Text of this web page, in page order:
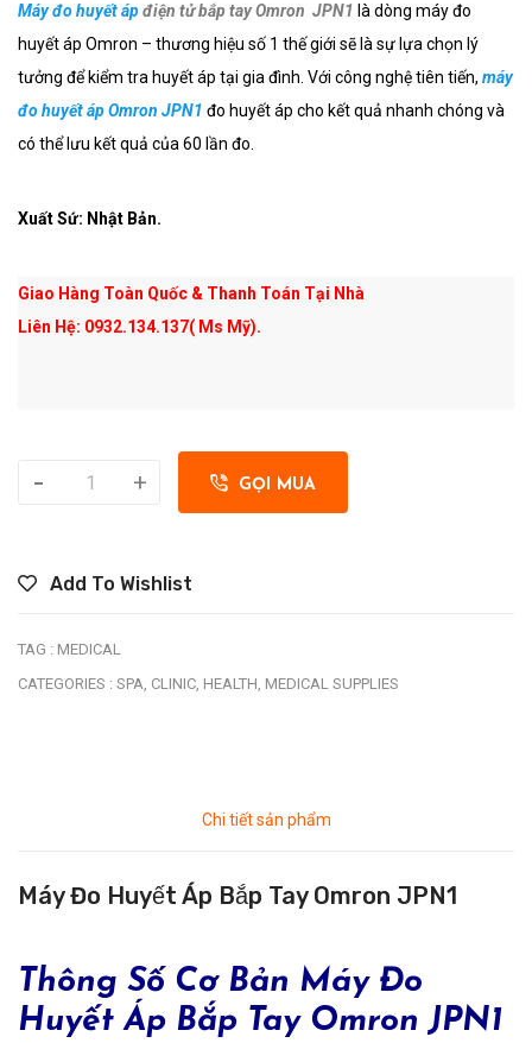
Máy đo huyết ápđiện tử bắp tay Omron JPN1 là dòng máy đo
huyết áp Omron – thương hiệu số 1 thế giới sẽ là sự lựa chọn lý
tưởng để kiểm tra huyết áp tại gia đình. Với công nghệ tiên tiến, máy
đo huyết áp Omron JPN1 đo huyết áp cho kết quả nhanh chóng và
có thể lưu kết quả của 60 lần đo.
Xuất Sứ: Nhật Bản.
Giao Hàng Toàn Quốc & Thanh Toán Tại Nhà
Liên Hệ: 0932.134.137( Ms Mỹ).
- + GỌI MUA
Add To Wishlist
TAG : MEDICAL
CATEGORIES : SPA, CLINIC, HEALTH, MEDICAL SUPPLIES
Chi tiết sản phẩm
Máy Đo Huyết Áp Bắp Tay Omron JPN1
Thông Số Cơ Bản Máy Đo
Huyết Áp Bắp Tay Omron JPN1